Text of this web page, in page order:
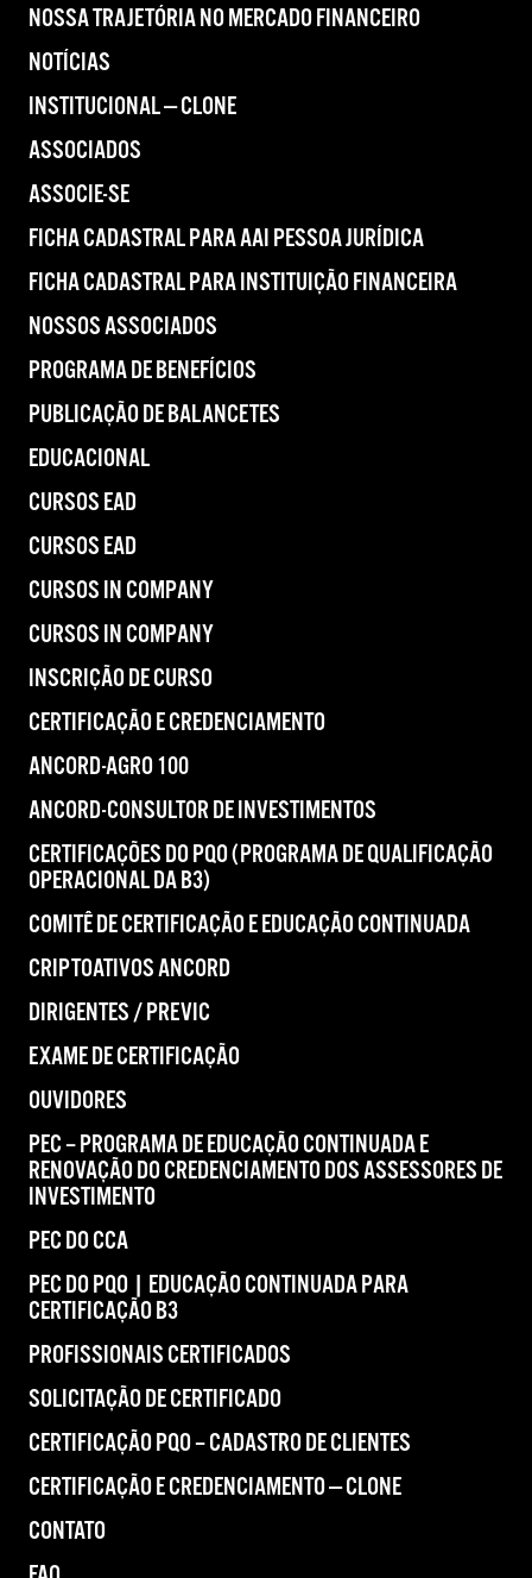
NOSSA TRAJETÓRIA NO MERCADO FINANCEIRO
NOTÍCIAS
INSTITUCIONAL — CLONE
ASSOCIADOS
ASSOCIE-SE
FICHA CADASTRAL PARA AAI PESSOA JURÍDICA
FICHA CADASTRAL PARA INSTITUIÇÃO FINANCEIRA
NOSSOS ASSOCIADOS
PROGRAMA DE BENEFÍCIOS
PUBLICAÇÃO DE BALANCETES
EDUCACIONAL
CURSOS EAD
CURSOS EAD
CURSOS IN COMPANY
CURSOS IN COMPANY
INSCRIÇÃO DE CURSO
CERTIFICAÇÃO E CREDENCIAMENTO
ANCORD-AGRO 100
ANCORD-CONSULTOR DE INVESTIMENTOS
CERTIFICAÇÕES DO PQO (PROGRAMA DE QUALIFICAÇÃO
OPERACIONAL DA B3)
COMITÊ DE CERTIFICAÇÃO E EDUCAÇÃO CONTINUADA
CRIPTOATIVOS ANCORD
DIRIGENTES / PREVIC
EXAME DE CERTIFICAÇÃO
OUVIDORES
PEC – PROGRAMA DE EDUCAÇÃO CONTINUADA E
RENOVAÇÃO DO CREDENCIAMENTO DOS ASSESSORES DE
INVESTIMENTO
PEC DO CCA
PEC DO PQO | EDUCAÇÃO CONTINUADA PARA
CERTIFICAÇÃO B3
PROFISSIONAIS CERTIFICADOS
SOLICITAÇÃO DE CERTIFICADO
CERTIFICAÇÃO PQO – CADASTRO DE CLIENTES
CERTIFICAÇÃO E CREDENCIAMENTO — CLONE
CONTATO